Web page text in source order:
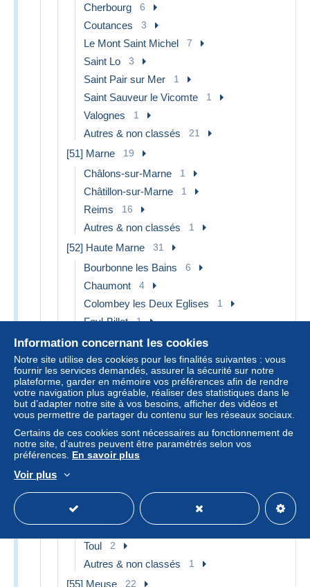
Cherbourg 6
Coutances 3
Le Mont Saint Michel 7
Saint Lo 3
Saint Pair sur Mer 1
Saint Sauveur le Vicomte 1
Valognes 1
Autres & non classés 21
[51] Marne 19
Châlons-sur-Marne 1
Châtillon-sur-Marne 1
Reims 16
Autres & non classés 1
[52] Haute Marne 31
Bourbonne les Bains 6
Chaumont 4
Colombey les Deux Eglises 1
Fayl-Billot 1
Joinville 2
Langres 11
Saint Dizier 4
Autres & non classés 2
[53] Mayenne 3
Chateau Gontier 1
Laval 2
[54] Meurthe et Moselle
Gerbeviller
1
Nancy 11
Toul 2
Autres & non classés 1
[55] Meuse 22
Information concernant les cookies
Notre site utilise des cookies pour les finalités suivantes : vous
fournir les services demandés, assurer la sécurité sur notre
plateforme, garder en mémoire vos préférences afin de rendre
votre navigation plus agréable, réaliser des statistiques dans le
but d’adapter notre site à vos besoins, afficher des vidéos et
vous permettre de partager du contenu sur les réseaux sociaux.
Certains de ces cookies sont nécessaires au fonctionnement de
notre site, d’autres peuvent être paramétrés selon vos
préférences. En savoir plus
Voir plus